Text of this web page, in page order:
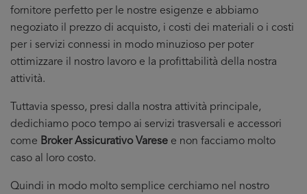
fornitore perfetto per le nostre esigenze e abbiamo
negoziato il prezzo di acquisto, i costi dei materiali o i costi
per i servizi connessi in modo minuzioso per poter
ottimizzare il nostro lavoro e la profittabilità della nostra
attività.
Tuttavia spesso, presi dalla nostra attività principale,
dedichiamo poco tempo ai servizi trasversali e accessori
come Broker Assicurativo Varese e non facciamo molto
caso al loro costo.
Quindi in modo molto semplice cerchiamo nel nostro